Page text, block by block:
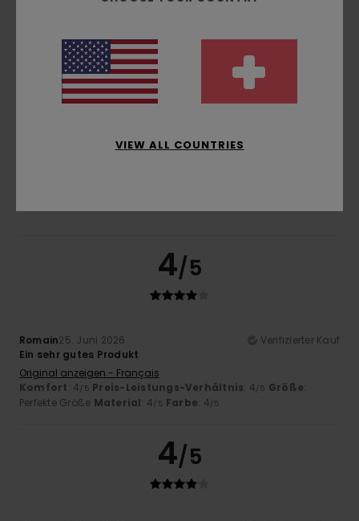
Größe
Material
4.3
4/5
Romain25. Juni 2026
Verifizierter Kauf
Ein sehr gutes Produkt
Original anzeigen - Français
Komfort: 4/5 Preis-Leistungs-Verhältnis: 4/5 Größe:
Perfekte Größe Material: 4/5 Farbe: 4/5
4/5
VIEW ALL COUNTRIES